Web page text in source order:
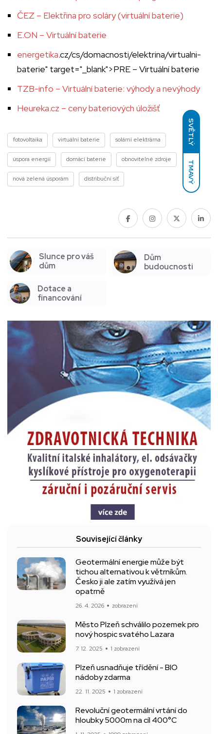
SVĚTLÝ
TMAVÝ
ČEZ – Elektřina pro soláry (virtuální baterie)
E.ON – Virtuální baterie
energetika.cz/cs/domacnosti/elektrina/virtualni-
baterie" target="_blank">PRE – Virtuální baterie
TZB-info – Virtuální baterie: výhody a nevýhody
Heureka.cz – ceny bateriových úložišť
fotovoltaika virtuální baterie solární elektrárna
úspora energií domácí baterie obnovitelné zdroje
nová zelená úsporám distribuční síť
Slunce pro váš
dům
Dům
budoucnosti
Dotace a
financování
Související články
Geotermální energie může být
tichou alternativou k větrníkům.
Česko ji ale zatím využívá jen
opatrně
26. 4. 2026 zobrazení
Město Plzeň schválilo pozemek pro
nový hospic svatého Lazara
7. 12. 2025 1 zobrazení
Plzeň usnadňuje třídění - BIO
nádoby zdarma
22. 11. 2025 1 zobrazení
Revoluční geotermální vrtání do
hloubky 5000m na cíl 400°C